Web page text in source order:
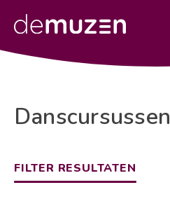
naar
de
Danscursussen
FILTER RESULTATEN